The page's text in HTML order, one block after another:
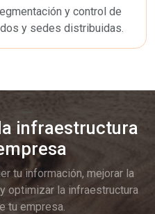
y control de
y sedes distribuidas.
infraestructura
tu información, mejorar la
optimizar la infraestructura
tu empresa.